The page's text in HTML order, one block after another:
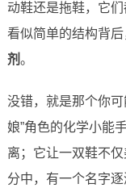
动鞋还是拖鞋，它
看似简单的结构背
剂。
没错，就是那个你
娘”角色的化学小能
离；它让一双鞋不
分中，有一个名字逐